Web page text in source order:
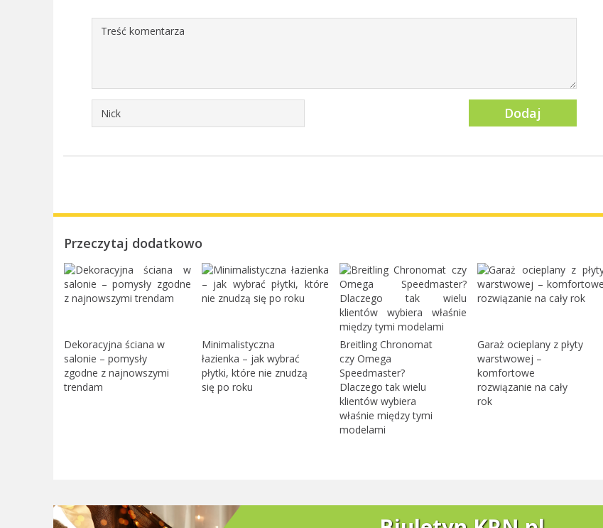
Dodaj
Przeczytaj dodatkowo
Dekoracyjna ściana w
salonie – pomysły
zgodne z najnowszymi
trendam
Minimalistyczna
łazienka – jak wybrać
płytki, które nie znudzą
się po roku
Breitling Chronomat
czy Omega
Speedmaster?
Dlaczego tak wielu
klientów wybiera
właśnie między tymi
modelami
Garaż ocieplany z płyty
warstwowej –
komfortowe
rozwiązanie na cały
rok